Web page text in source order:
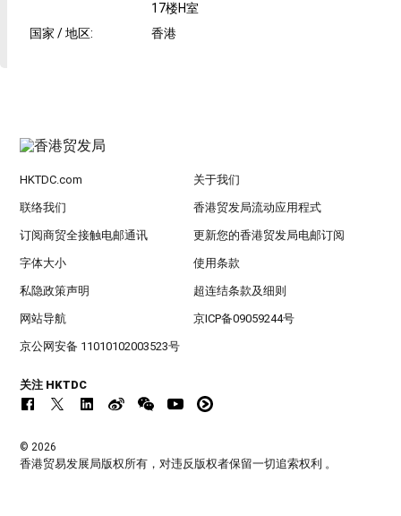
17楼H室
国家 / 地区: 香港
HKTDC.com 关于我们
联络我们 香港贸发局流动应用程式
订阅商贸全接触电邮通讯 更新您的香港贸发局电邮订阅
字体大小 使用条款
私隐政策声明 超连结条款及细则
网站导航 京ICP备09059244号
京公网安备 11010102003523号
关注 HKTDC
© 2026
香港贸易发展局版权所有，对违反版权者保留一切追索权利 。